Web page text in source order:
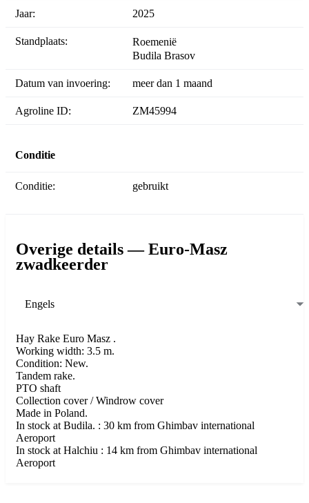
Jaar: 2025
Standplaats:
Roemenië
Budila Brasov
Datum van invoering: meer dan 1 maand
Agroline ID: ZM45994
Conditie
Conditie: gebruikt
Overige details — Euro-Masz
zwadkeerder
Engels
Hay Rake Euro Masz .
Working width: 3.5 m.
Condition: New.
Tandem rake.
PTO shaft
Collection cover / Windrow cover
Made in Poland.
In stock at Budila. : 30 km from Ghimbav international
Aeroport
In stock at Halchiu : 14 km from Ghimbav international
Aeroport